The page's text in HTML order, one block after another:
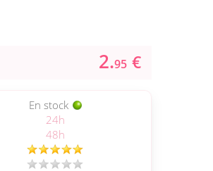
2.95 €
En stock
24h
48h